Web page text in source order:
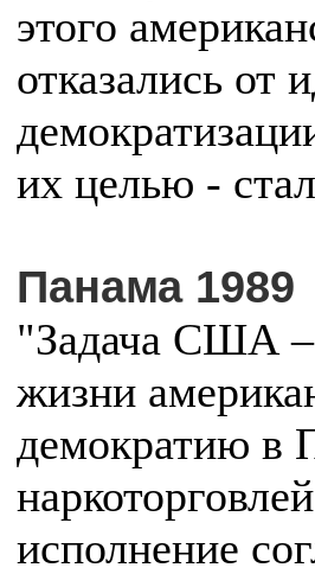
этого
отказались от
их целью -
Панама 1989
"Задача США –
жизни
демократию в
исполнение